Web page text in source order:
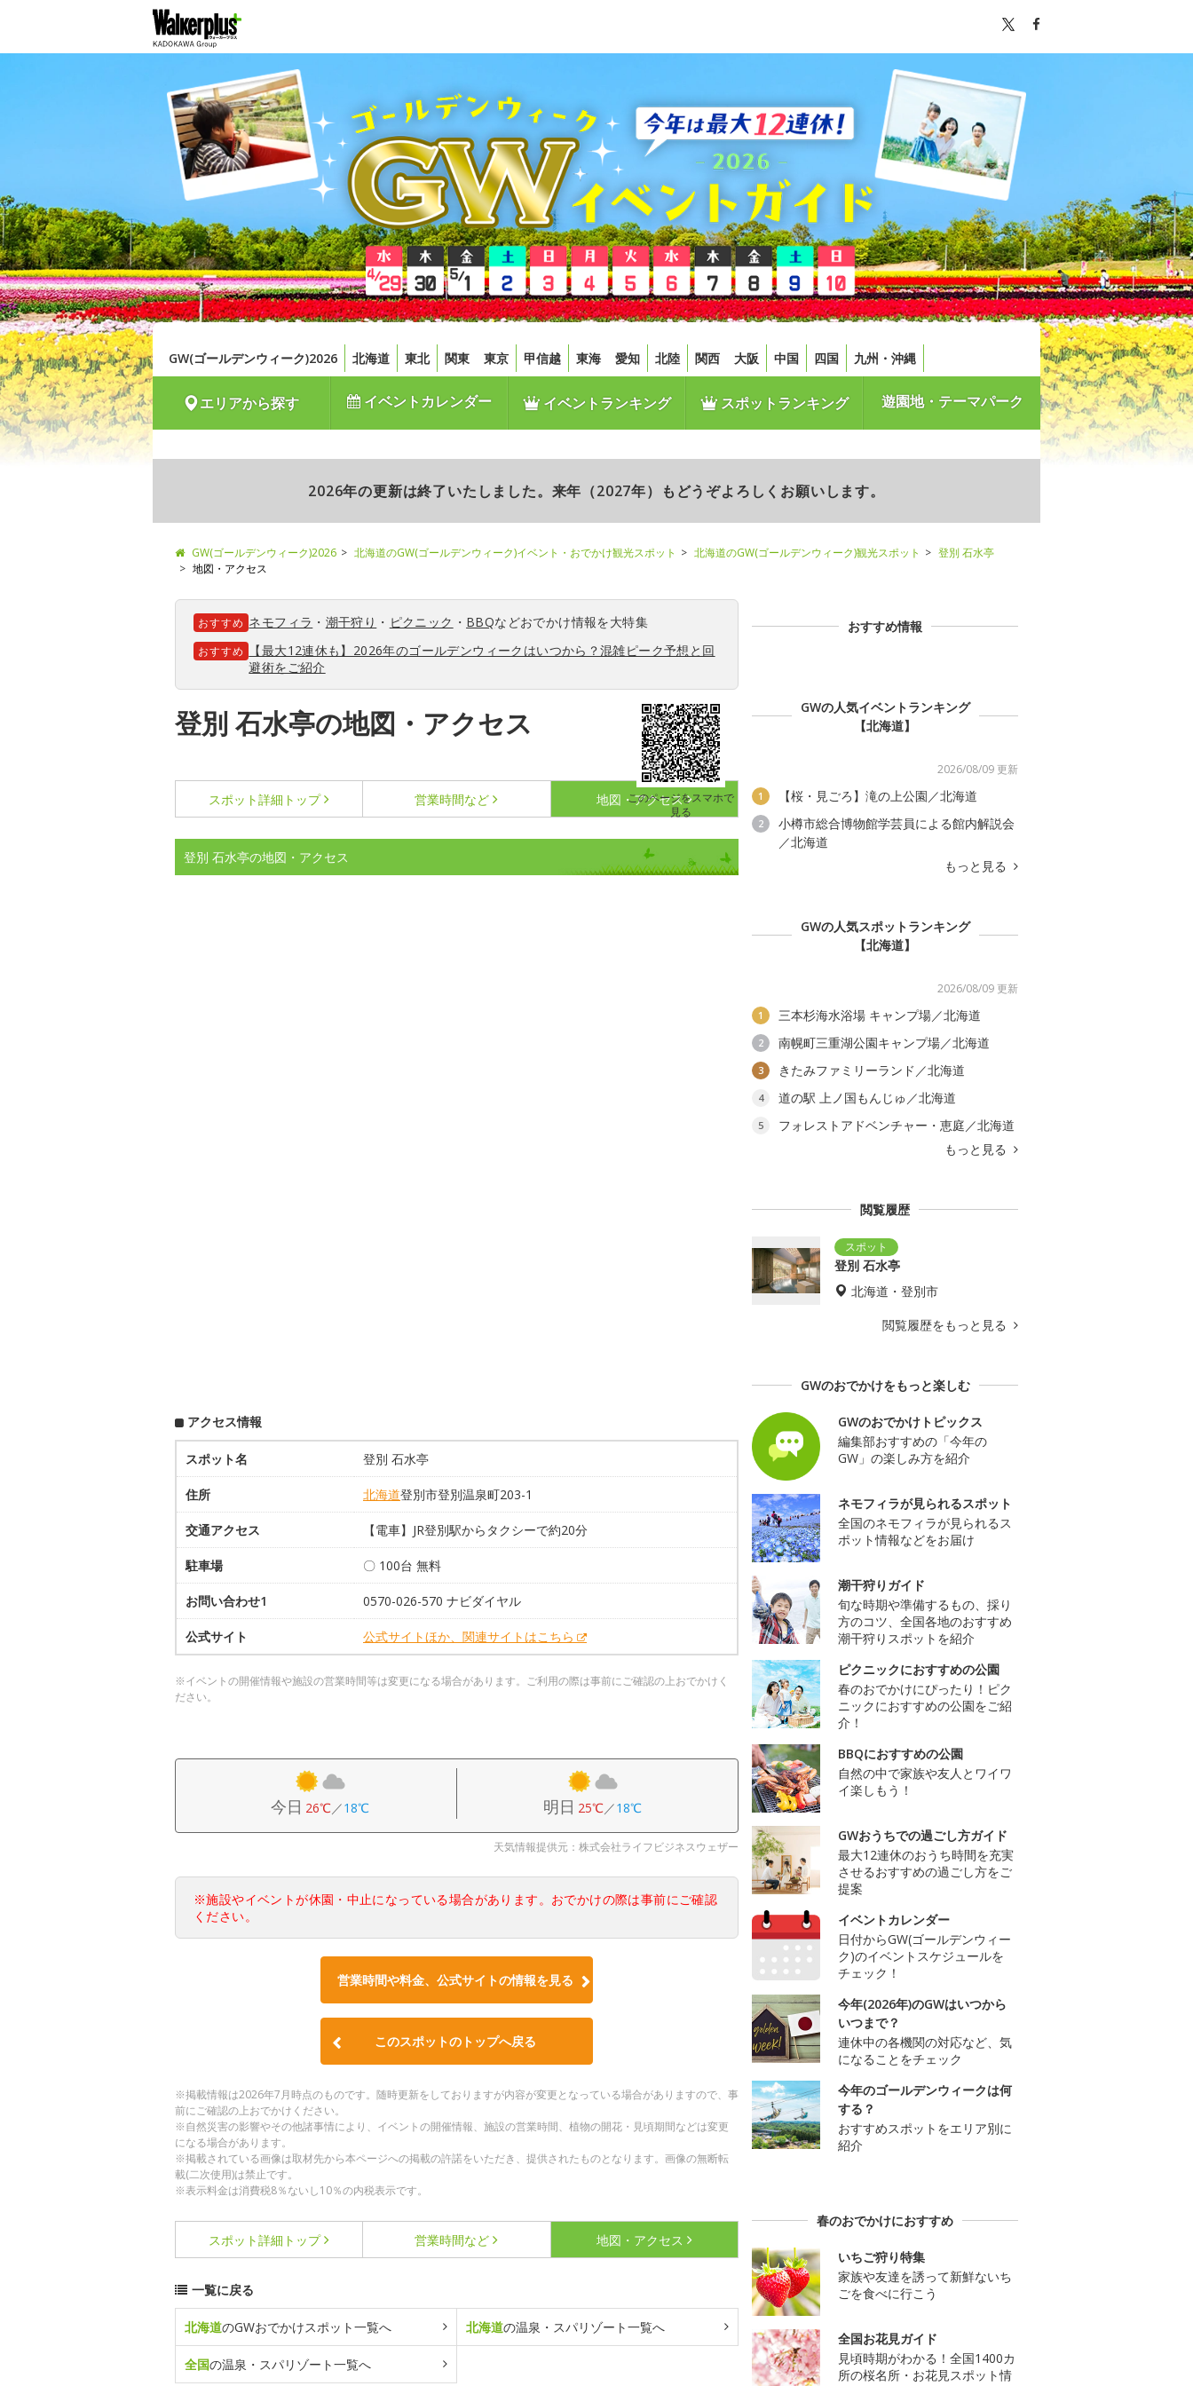
GW(ゴールデンウィーク)2026 北海道 東北 関東 東京 甲信越 東海 愛知 北陸 関西 大阪 中国 四国 九州・沖縄
エリアから探す イベントカレンダー イベントランキング スポットランキング 遊園地・テーマパーク
2026年の更新は終了いたしました。来年（2027年）もどうぞよろしくお願いします。
GW(ゴールデンウィーク)2026 北海道のGW(ゴールデンウィーク)イベント・おでかけ観光スポット 北海道のGW(ゴールデンウィーク)観光スポット
登別 石水亭
地図・アクセス
おすすめ ネモフィラ ・ 潮干狩り ・ ピクニック ・ BBQなどおでかけ情報を大特集
おすすめ
【最大12連休も】2026年のゴールデンウィークはいつから？混雑ピーク予想と回
避術をご紹介
登別 石水亭の地図・アクセス
このページをスマホで
見る
スポット詳細 トップ 営業時間など 地図・アクセス
登別 石水亭の地図・アクセス
アクセス情報
スポット名 登別 石水亭
住所 北海道登別市登別温泉町203-1
交通アクセス 【電車】JR登別駅からタクシーで約20分
駐車場 〇 100台 無料
お問い合わせ1 0570-026-570 ナビダイヤル
公式サイト 公式サイトほか、関連サイトはこちら
※イベントの開催情報や施設の営業時間等は変更になる場合があります。ご利用の際は事前にご確認の上おでかけく
ださい。
今日 26℃／18℃ 明日 25℃／18℃
天気情報提供元：株式会社ライフビジネスウェザー
※施設やイベントが休園・中止になっている場合があります。おでかけの際は事前にご確認
ください。
営業時間や料金、公式サイトの情報を見る
このスポットのトップへ戻る
※掲載情報は2026年7月時点のものです。随時更新をしておりますが内容が変更となっている場合がありますので、事
前にご確認の上おでかけください。
※自然災害の影響やその他諸事情により、イベントの開催情報、施設の営業時間、植物の開花・見頃期間などは変更
になる場合があります。
※掲載されている画像は取材先から本ページへの掲載の許諾をいただき、提供されたものとなります。画像の無断転
載(二次使用)は禁止です。
※表示料金は消費税8％ないし10％の内税表示です。
スポット詳細 トップ 営業時間など 地図・アクセス
一覧に戻る
北海道のGWおでかけスポット一覧へ 北海道の温泉・スパリゾート一覧へ
全国の温泉・スパリゾート一覧へ
おすすめ情報
GWの人気イベントランキング
【北海道】
2026/08/09 更新
1 【桜・見ごろ】滝の上公園／北海道
2
小樽市総合博物館学芸員による館内解説会
／北海道
もっと見る
GWの人気スポットランキング
【北海道】
2026/08/09 更新
1 三本杉海水浴場 キャンプ場／北海道
2 南幌町三重湖公園キャンプ場／北海道
3 きたみファミリーランド／北海道
4 道の駅 上ノ国もんじゅ／北海道
5
フォレストアドベンチャー・恵庭／北海道
もっと見る
閲覧履歴
登別 石水亭
北海道・登別市
閲覧履歴をもっと見る
GWのおでかけをもっと楽しむ
GWのおでかけトピックス
編集部おすすめの「今年の
GW」の楽しみ方を紹介
ネモフィラが見られるスポット
全国のネモフィラが見られるス
ポット情報などをお届け
潮干狩りガイド
旬な時期や準備するもの、採り
方のコツ、全国各地のおすすめ
潮干狩りスポットを紹介
ピクニックにおすすめの公園
春のおでかけにぴったり！ピク
ニックにおすすめの公園をご紹
介！
BBQにおすすめの公園
自然の中で家族や友人とワイワ
イ楽しもう！
GWおうちでの過ごし方ガイド
最大12連休のおうち時間を充実
させるおすすめの過ごし方をご
提案
イベントカレンダー
日付からGW(ゴールデンウィー
ク)のイベントスケジュールを
チェック！
今年(2026年)のGWはいつから
いつまで？
連休中の各機関の対応など、気
になることをチェック
今年のゴールデンウィークは何
する？
おすすめスポットをエリア別に
紹介
春のおでかけにおすすめ
いちご狩り特集
家族や友達を誘って新鮮ないち
ごを食べに行こう
全国お花見ガイド
見頃時期がわかる！全国1400カ
所の桜名所・お花見スポット情